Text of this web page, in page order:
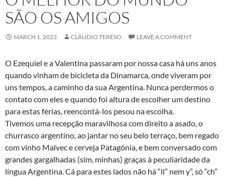
SÃO OS AMIGOS
MARCH 1, 2023 CLÁUDIO TERESO LEAVE A COMMENT
O Ezequiel e a Valentina passaram por nossa casa há uns anos
quando vinham de bicicleta da Dinamarca, onde viveram por
uns tempos, a caminho da sua Argentina. Nunca perdermos o
contato com eles e quando foi altura de escolher um destino
para estas férias, reencontá-los pesou na escolha.
Tivemos uma recepção maravilhosa com direito a asado, o
churrasco argentino, ao jantar no seu belo terraço, bem regado
com vinho Malvec e cerveja Patagónia, e bem conversado com
grandes gargalhadas (sim, minhas) graças à peculiaridade da
língua Argentina. Cá para estes lados não há “ll” nem y”, só “ch”